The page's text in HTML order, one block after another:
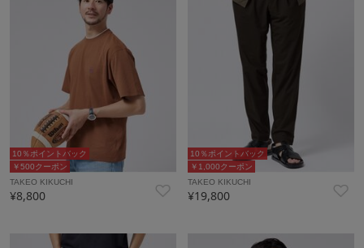
￥500クーポン
10％ポイントバック
TAKEO KIKUCHI
¥8,800
￥1,000クーポン
10％ポイントバック
TAKEO KIKUCHI
¥19,800